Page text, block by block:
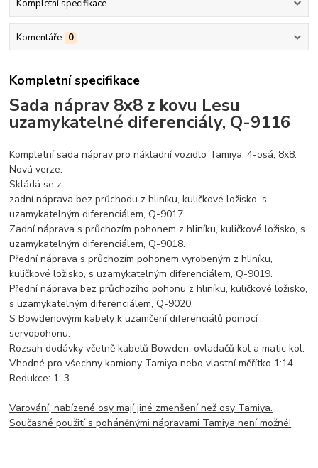
Kompletní specifikace
Komentáře 0
Kompletní specifikace
Sada náprav 8x8 z kovu Lesu
uzamykatelné diferenciály, Q-9116
Kompletní sada náprav pro nákladní vozidlo Tamiya, 4-osá, 8x8.
Nová verze.
Skládá se z:
zadní náprava bez průchodu z hliníku, kuličkové ložisko, s
uzamykatelným diferenciálem, Q-9017.
Zadní náprava s průchozím pohonem z hliníku, kuličkové ložisko, s
uzamykatelným diferenciálem, Q-9018.
Přední náprava s průchozím pohonem vyrobeným z hliníku,
kuličkové ložisko, s uzamykatelným diferenciálem, Q-9019.
Přední náprava bez průchozího pohonu z hliníku, kuličkové ložisko,
s uzamykatelným diferenciálem, Q-9020.
S Bowdenovými kabely k uzamčení diferenciálů pomocí
servopohonu.
Rozsah dodávky včetně kabelů Bowden, ovladačů kol a matic kol.
Vhodné pro všechny kamiony Tamiya nebo vlastní měřítko 1:14.
Redukce: 1: 3
Varování, nabízené osy mají jiné zmenšení než osy Tamiya.
Současné použití s ​​poháněnými nápravami Tamiya není možné!